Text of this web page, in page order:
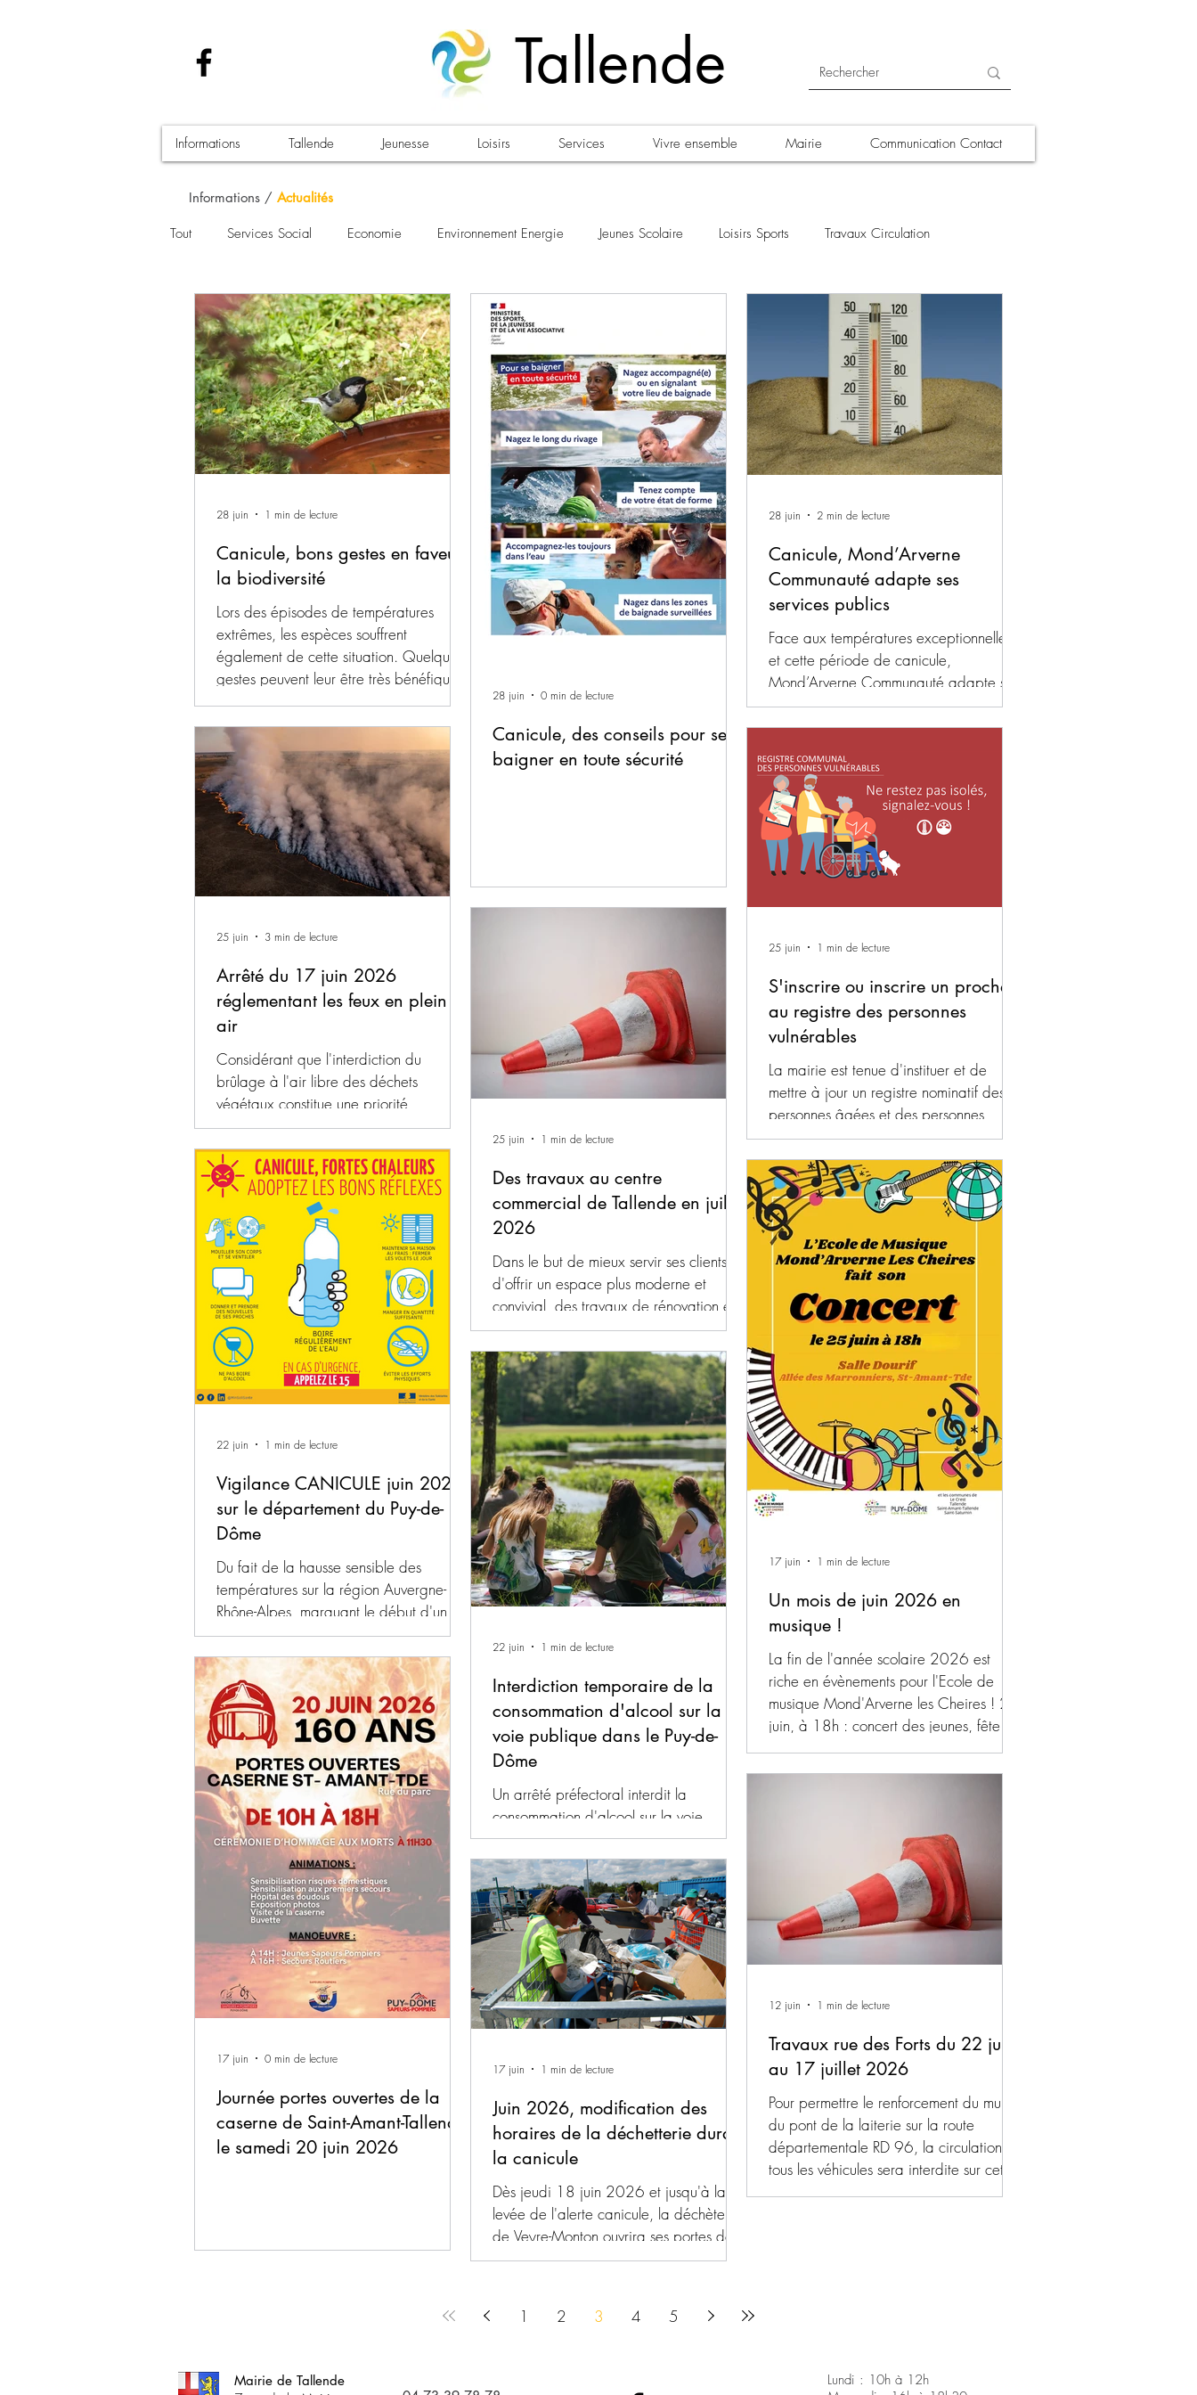
Tallende
Informations Tallende Jeunesse Loisirs Services Vivre ensemble Mairie Communication Contact
Tout Services Social Economie Environnement Energie Jeunes Scolaire Loisirs Sports Travaux Circulation
Santé - Covid-19 Culture Manifestations Urbanisme Habitat A la une
Canicule, bons gestes en faveur
la biodiversité
Lors des épisodes de températures
extrêmes, les espèces souffrent
également de cette situation. Quelques
gestes peuvent leur être très bénéfiques
: Laissez une petite coupelle d'eau dans
son jardin pour que les animaux puissent
venir boire ou se rafraichir. En
changeant régulièrement l'eau, cela
évite le développement des larves de
moustiques. Certains oisillons hirondelles
ou martinets sautent de leur nid tellement
la chaleur y est insupportable. Si vous
trouvez à terre un
28 juin 1 min de lecture
Canicule, des conseils pour se
baigner en toute sécurité
28 juin 0 min de lecture
Canicule, Mond’Arverne
Communauté adapte ses
services publics
Face aux températures exceptionnelles
et cette période de canicule,
Mond’Arverne Communauté adapte ses
services publics pour proposer des
mesures d’adaptation immédiates. Petite
Facilité pour les familles : afin de vous
permettre de vous organiser au mieux,
les parents qui ont la possibilité de
garder leurs enfants à la maison
pourront le faire sans aucune facturation
pour les journées concernées.
Équipements d'urgence : afin de
28 juin 2 min de lecture
Arrêté du 17 juin 2026
réglementant les feux en plein
air
Considérant que l'interdiction du
brûlage à l'air libre des déchets
végétaux constitue une priorité
environnementale au regard des
substances toxiques rejetées dans
l'atmosphère lors de combustions
incomplètes, ainsi que vis-à-vis des
gênes possibles pour le voisinage et du
risque incendie, un arrêté a été pris par
la préfète du Puy-de-Dôme le 17 juin
2026. 1. Interdictions permanentes
(toute l'année) Il est strictement interdit
pour les particuliers et les professionnels
de
25 juin 3 min de lecture
Des travaux au centre
commercial de Tallende en juillet
2026
Dans le but de mieux servir ses clients et
d'offrir un espace plus moderne et
convivial, des travaux de rénovation et
d'agrandissement débutent dans le
centre commercial de Tallende.​
Intermarché sera ainsi plus grand et plus
moderne, notamment concernant les
rayons non alimentaires et en s'équipent
de caisses rapides pour réduire les
attentes. Tous les commerces restent
ouverts et accessibles pendant toute la
durée des travaux. Des zones de
chantier sont balisées pour la séc
25 juin 1 min de lecture
S'inscrire ou inscrire un proche
au registre des personnes
vulnérables
La mairie est tenue d'instituer et de
mettre à jour un registre nominatif des
personnes âgées et des personnes
handicapées, vivant à domicile, qui en
font la demande ou à la demande d'un
tiers (parents, voisins, médecin..), sur la
base du volontariat. En cas de
déclenchement du plan d'alerte et
d'urgence, par exemple en cas forte
chaleur, ce registre permet la mise en
place éventuelle d'interventions ciblées.
Concrètement, si vous choisissez d'être
inscrit sur le registre, le
25 juin 1 min de lecture
Vigilance CANICULE juin 2026,
sur le département du Puy-de-
Dôme
Du fait de la hausse sensible des
températures sur la région Auvergne-
Rhône-Alpes, marquant le début d'un
nouvel épisode caniculaire sur la région,
Météo France lance une alerte
CANICULE de niveau orange, à
compter du 18 juin, sur le département
du Puy-de-Dôme. Principaux conseils et
gestes simples à adopter pour se
protéger des fortes chaleurs Buvez
régulièrement de l’eau sans attendre
d’avoir soif Rafraîchissez-vous et mouillez-
vous le corps (au moins le visage et les
avant
22 juin 1 min de lecture
Interdiction temporaire de la
consommation d'alcool sur la
voie publique dans le Puy-de-
Dôme
Un arrêté préfectoral interdit la
consommation d'alcool sur la voie
publique, ainsi que dans les parcs,
jardins et autres espaces ouverts au
public dans 22 juin 2026 à12h00 au
lundi 29 juin 2026 à 8h00. Cette
mesure considère : que les
rassemblements de personnes
consommant des boissons alcooliques
sur la voie publique, dans les les parcs,
jardins et autres espaces ouverts au
comportements à risque pour les
22 juin 1 min de lecture
Un mois de juin 2026 en
musique !
La fin de l'année scolaire 2026 est
riche en évènements pour l'Ecole de
musique Mond'Arverne les Cheires ! 20
juin, à 18h : concert des jeunes, fête de
la musique, salle Pignol à Saint-Amant-
Tallende 25 juin, à 18h30 : concert de
Tallende 27 juin, à 18h : concert de la
chorale, fête du village, clos d'Issac à
Saint-Saturnin.
17 juin 1 min de lecture
Journée portes ouvertes de la
caserne de Saint-Amant-Tallende
le samedi 20 juin 2026
17 juin 0 min de lecture
Juin 2026, modification des
horaires de la déchetterie durant
la canicule
Dès jeudi 18 juin 2026 et jusqu'à la
levée de l'alerte canicule, la déchèterie
de Veyre-Monton ouvrira ses portes de
7h à 14h45. En raison de la chaleur,
au public l’après-midi.
17 juin 1 min de lecture
Travaux rue des Forts du 22 juin
au 17 juillet 2026
Pour permettre le renforcement du mur
du pont de la laiterie sur la route
départementale RD 96, la circulation de
tous les véhicules sera interdite sur cette
voie (rue des Forts) sur la commune de
12 juin 1 min de lecture
1 2 3 4 5
Informations / Actualités
Mairie de Tallende
Lundi : 10h à 12h